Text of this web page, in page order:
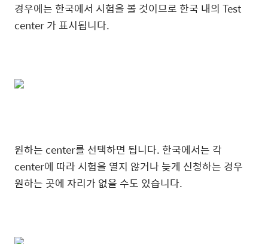
경우에는 한국에서 시험을 볼 것이므로 한국 내의 Test
center 가 표시됩니다.
원하는 center를 선택하면 됩니다. 한국에서는 각
center에 따라 시험을 열지 않거나 늦게 신청하는 경우
원하는 곳에 자리가 없을 수도 있습니다.